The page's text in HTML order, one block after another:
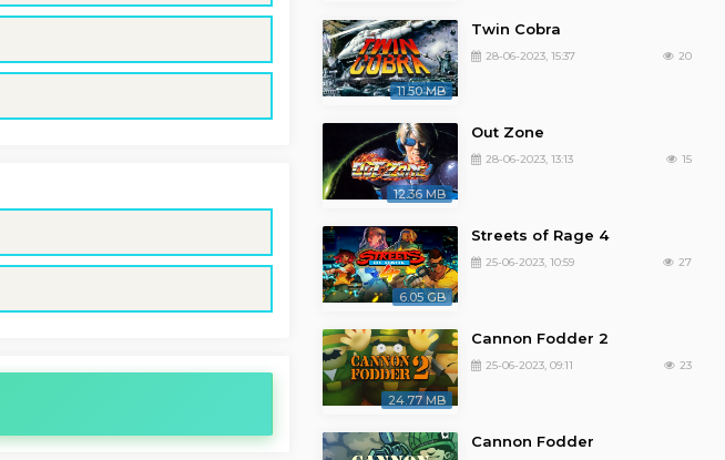
11.50 MB
Twin Cobra
28-06-2023, 15:37 20
12.36 MB
Out Zone
28-06-2023, 13:13 15
6.05 GB
Streets of Rage 4
25-06-2023, 10:59 27
24.77 MB
Cannon Fodder 2
25-06-2023, 09:11 23
Cannon Fodder